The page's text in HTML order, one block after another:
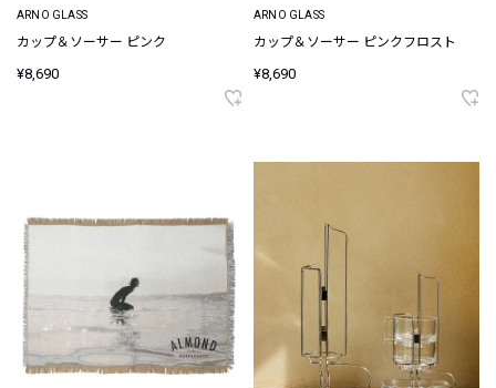
ARNO GLASS
カップ＆ソーサー ピンク
¥8,690
ARNO GLASS
カップ＆ソーサー ピンクフロスト
¥8,690